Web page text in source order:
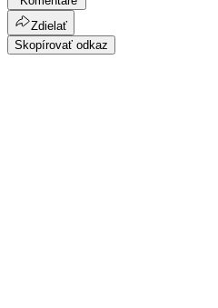
Zdielať
Skopírovať odkaz